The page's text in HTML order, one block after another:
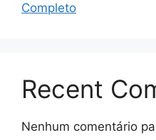
Completo
Recent
Nenhum comentário